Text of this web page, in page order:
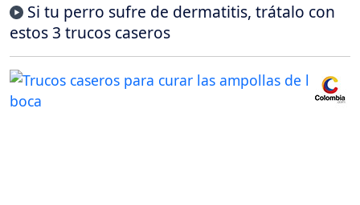
Si tu perro sufre de dermatitis, trátalo con
estos 3 trucos caseros